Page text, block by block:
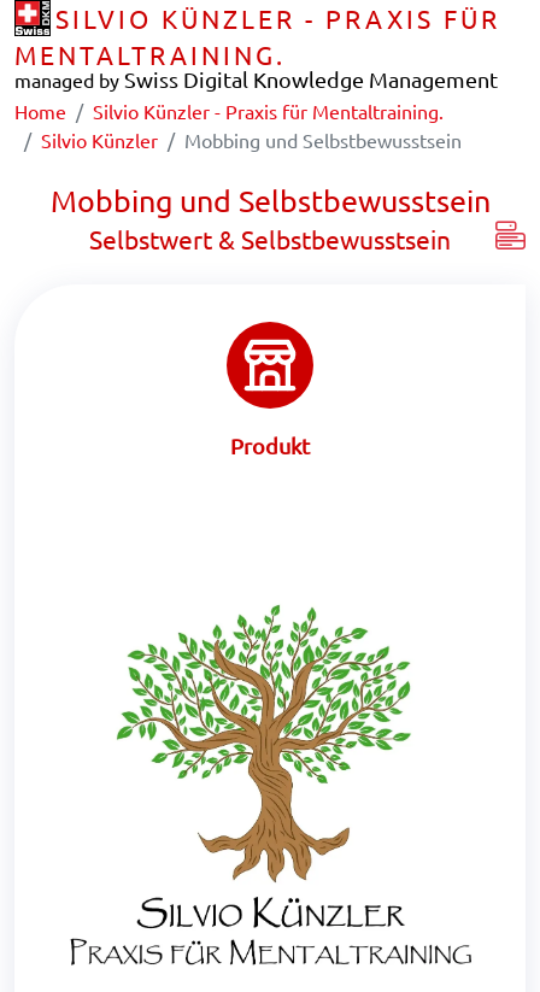
SILVIO KÜNZLER - PRAXIS FÜR
MENTALTRAINING.
managed by Swiss Digital Knowledge Management
Home
Silvio Künzler - Praxis für Mentaltraining.
Silvio Künzler
Mobbing und Selbstbewusstsein
Mobbing und Selbstbewusstsein
Selbstwert & Selbstbewusstsein
Produkt